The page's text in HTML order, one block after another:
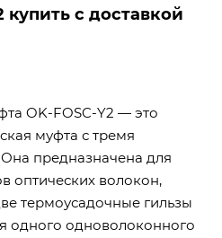
купить с доставкой
OK-FOSC-Y2 — это
муфта с тремя
предназначена для
оптических волокон,
термоусадочные гильзы
одного одноволоконного